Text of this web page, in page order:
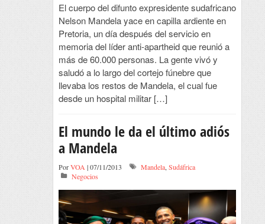
El cuerpo del difunto expresidente sudafricano
Nelson Mandela yace en capilla ardiente en
Pretoria, un día después del servicio en
memoria del líder anti-apartheid que reunió a
más de 60.000 personas. La gente vivó y
saludó a lo largo del cortejo fúnebre que
llevaba los restos de Mandela, el cual fue
desde un hospital militar […]
El mundo le da el último adiós
a Mandela
PorVOA | 07/11/2013 Mandela, Sudáfrica
Negocios